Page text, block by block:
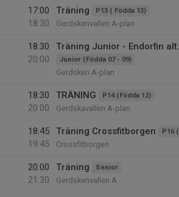
17:00
18:30
Träning P13 ( Födda 13)
Gerdskenvallen A-plan
18:30
20:00
Träning Junior - Endorfin
Junior (Födda 07 - 09)
Gerdsken A-plan
18:30
20:00
TRÄNING P14 (Födda 12)
Gerdskavallen A-plan
18:45
19:45
Träning Crossfitborgen P16
Crossfitborgen
20:00
21:30
Träning Senior
Gerdskenvallen A